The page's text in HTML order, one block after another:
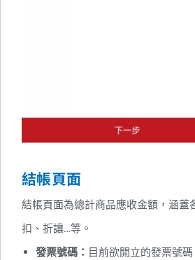
結帳頁面
結帳頁面為總計商品應收金額，涵蓋
扣、折讓…等。
發票號碼： 目前欲開立的發票號碼